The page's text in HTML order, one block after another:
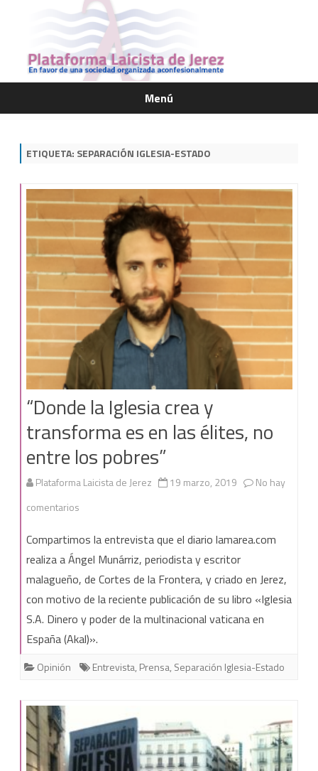
Menú
Saltar
ETIQUETA: SEPARACIÓN IGLESIA-ESTADO
“Donde la Iglesia crea y
transforma es en las élites, no
entre los pobres”
Plataforma Laicista de Jerez 19 marzo, 2019
No hay
comentarios
la
Iglesia
crea
y
las
élites,
Compartimos la entrevista que el diario lamarea.com
realiza a Ángel Munárriz, periodista y escritor
malagueño, de Cortes de la Frontera, y criado en Jerez,
con motivo de la reciente publicación de su libro «Iglesia
S.A. Dinero y poder de la multinacional vaticana en
España (Akal)».
Opinión Entrevista, Prensa, Separación Iglesia-Estado